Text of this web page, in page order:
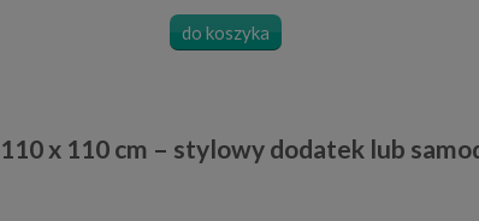
do koszyka
x 110 cm – stylowy dodatek lub